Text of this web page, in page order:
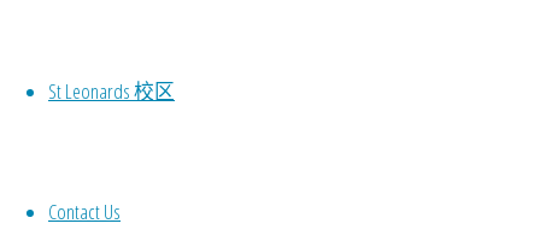
St Leonards 校区
Contact Us